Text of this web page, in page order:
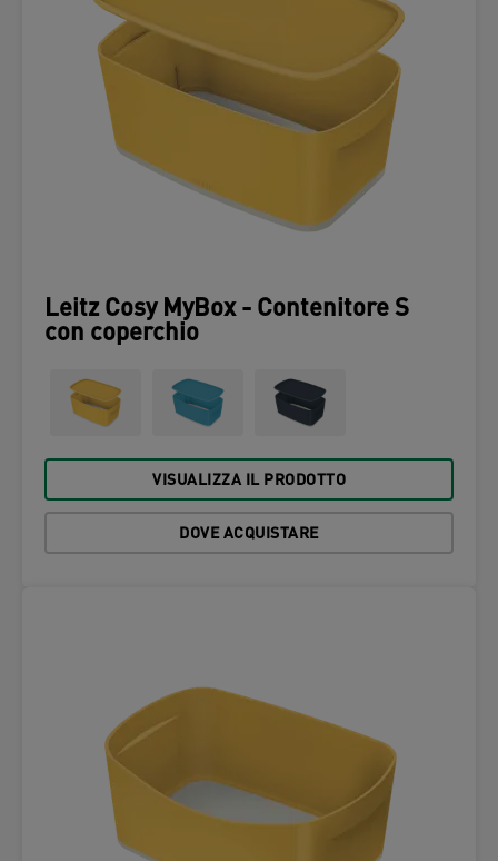
Leitz Cosy MyBox - Contenitore S
con coperchio
VISUALIZZA IL PRODOTTO
DOVE ACQUISTARE